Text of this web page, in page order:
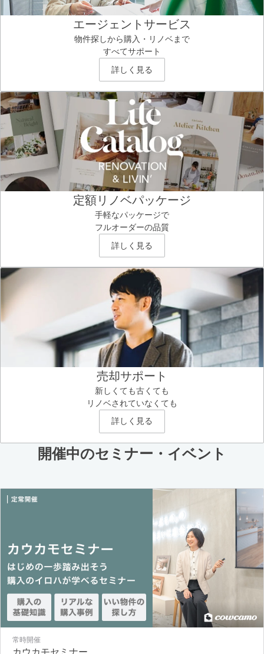
エージェントサービス
物件探しから購入・リノベまで
すべてサポート
詳しく見る
定額リノベパッケージ
手軽なパッケージで
フルオーダーの品質
詳しく見る
売却サポート
新しくても古くても
リノベされていなくても
詳しく見る
開催中のセミナー・イベント
常時開催
カウカモセミナー